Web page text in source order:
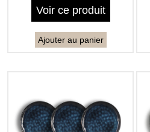
Voir ce produit
Ajouter au panier